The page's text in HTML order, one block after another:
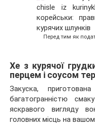
Перед тим як
Хе з курячої
перцем і соусом
Закуска,
багатогранністю
яскравого вигляду
головних місць на